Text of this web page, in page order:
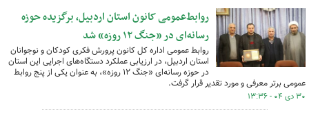
روابط‌عمومی کانون استان اردبیل، برگزیده حوزه
‌رسانه‌ای در «جنگ ۱۲ روزه» شد
روابط عمومی اداره کل کانون پرورش فکری کودکان و نوجوانان
استان اردبیل، در ارزیابی عملکرد دستگاه‌های اجرایی این استان
در حوزه ‌رسانه‌ای «جنگ ۱۲ روزه»، به عنوان یکی از پنج روابط
عمومی برتر معرفی و مورد تقدیر قرار گرفت.
۳۰ دی ۰۴ - ۱۳:۳۶